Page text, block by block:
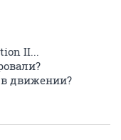
II...
в движении?